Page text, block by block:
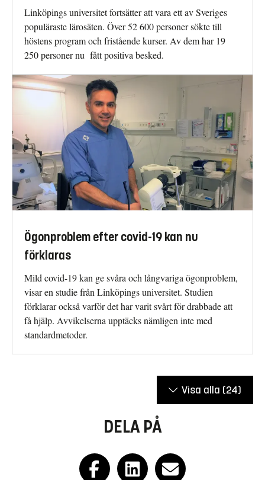
Linköpings universitet fortsätter att vara ett av Sveriges
populäraste lärosäten. Över 52 600 personer sökte till
höstens program och fristående kurser. Av dem har 19
250 personer nu fått positiva besked.
Ögonproblem efter covid-19 kan nu
förklaras
Mild covid-19 kan ge svåra och långvariga ögonproblem,
visar en studie från Linköpings universitet. Studien
förklarar också varför det har varit svårt för drabbade att
få hjälp. Avvikelserna upptäcks nämligen inte med
standardmetoder.
Visa alla (24)
DELA PÅ